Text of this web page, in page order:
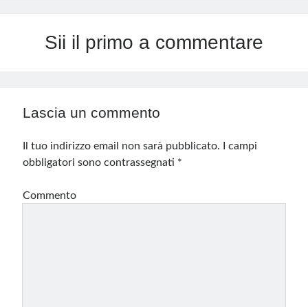
Sii il primo a commentare
Lascia un commento
Il tuo indirizzo email non sarà pubblicato.
I campi
obbligatori sono contrassegnati *
Commento